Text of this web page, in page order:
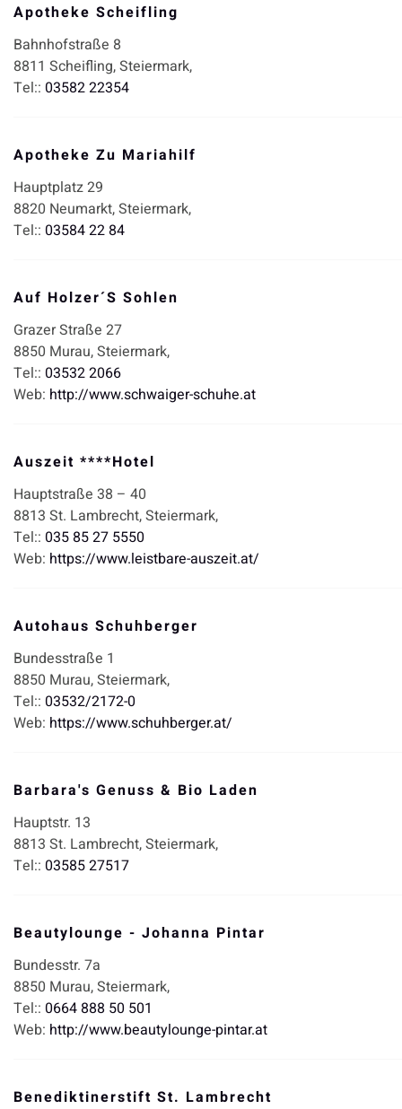
Apotheke Scheifling
Bahnhofstraße 8
8811 Scheifling,Steiermark,
Tel:: 03582 22354
Apotheke Zu Mariahilf
Hauptplatz 29
8820 Neumarkt,Steiermark,
Tel:: 03584 22 84
Auf Holzer´s Sohlen
Grazer Straße 27
8850 Murau,Steiermark,
Tel:: 03532 2066
Web: http://www.schwaiger-schuhe.at
Auszeit ****Hotel
Hauptstraße 38 – 40
8813 St. Lambrecht,Steiermark,
Tel:: 035 85 27 5550
Web: https://www.leistbare-auszeit.at/
Autohaus Schuhberger
Bundesstraße 1
8850 Murau,Steiermark,
Tel:: 03532/2172-0
Web: https://www.schuhberger.at/
Barbara's Genuss & Bio Laden
Hauptstr. 13
8813 St. Lambrecht,Steiermark,
Tel:: 03585 27517
Beautylounge - Johanna Pintar
Bundesstr. 7a
8850 Murau,Steiermark,
Tel:: 0664 888 50 501
Web: http://www.beautylounge-pintar.at
Benediktinerstift St. Lambrecht